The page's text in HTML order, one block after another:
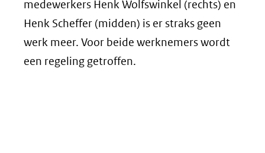
medewerkers Henk Wolfswinkel (rechts) en
Henk Scheffer (midden) is er straks geen
werk meer. Voor beide werknemers wordt
een regeling getroffen.